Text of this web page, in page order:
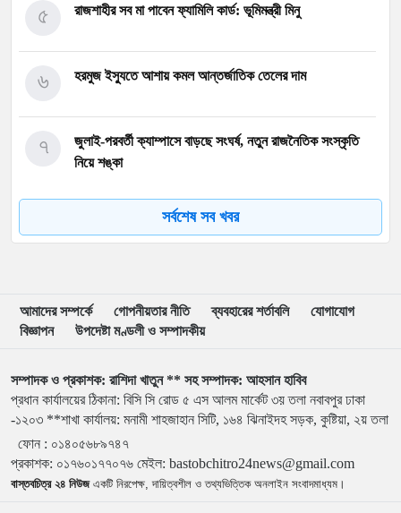
রাজশাহীর সব মা পাবেন ফ্যামিলি কার্ড: ভূমিমন্ত্রী মিনু
৫
হরমুজ ইস্যুতে আশায় কমল আন্তর্জাতিক তেলের দাম
৬
জুলাই-পরবর্তী ক্যাম্পাসে বাড়ছে সংঘর্ষ, নতুন রাজনৈতিক সংস্কৃতি
নিয়ে শঙ্কা
৭
আবু সাঈদের ছবি ছাড়া জুলাই ডকুমেন্টারি অসম্পূর্ণ: ভারপ্রাপ্ত
রাষ্ট্রপতি
প্রধানের
মার্চ টু ঢাকা’ ঠেকাতে শেষ বৈঠক, তবু টেকেনি সরকার
১১
বাংলাদেশ জনরাষ্ট্র আন্দোলন’-এর আত্মপ্রকাশ, নূরের এনসিপি
১২
সর্বশেষ সব খবর
আমাদের সম্পর্কে গোপনীয়তার নীতি ব্যবহারের শর্তাবলি
যোগাযোগ
বিজ্ঞাপন
উপদেষ্টা মণ্ডলী ও সম্পাদকীয়
সম্পাদক ও প্রকাশক: রাশিদা খাতুন ** সহ সম্পাদক: আহসান হাবিব
প্রধান কার্যালয়ের ঠিকানা: বিসি সি রোড ৫ এস আলম মার্কেট ৩য় তলা নবাবপুর ঢাকা
-১২০৩ **শাখা কার্যালয়: মনামী শাহজাহান সিটি, ১৬৪ ঝিনাইদহ সড়ক, কুষ্টিয়া, ২য় তলা
ফোন : ০১৪০৫৬৮৯৭৪৭
প্রকাশক: ০১৭৬০১৭৭০৭৬ মেইল: bastobchitro24news@gmail.com
বাস্তবচিত্র ২৪ নিউজএকটি নিরপেক্ষ, দায়িত্বশীল ও তথ্যভিত্তিক অনলাইন সংবাদমাধ্যম।